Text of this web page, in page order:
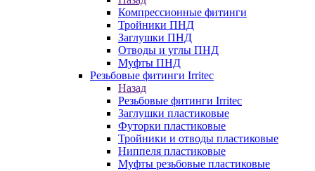
Компрессионные фитинги
Тройники ПНД
Заглушки ПНД
Отводы и углы ПНД
Муфты ПНД
Резьбовые фитинги Irritec
Назад
Резьбовые фитинги Irritec
Заглушки пластиковые
Футорки пластиковые
Тройники и отводы пластиковые
Ниппеля пластиковые
Муфты резьбовые пластиковые